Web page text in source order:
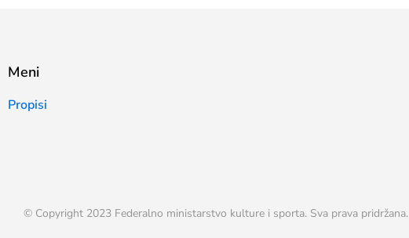
Meni
Propisi
© Copyright 2023 Federalno ministarstvo kulture i sporta. Sva prava pridržana.